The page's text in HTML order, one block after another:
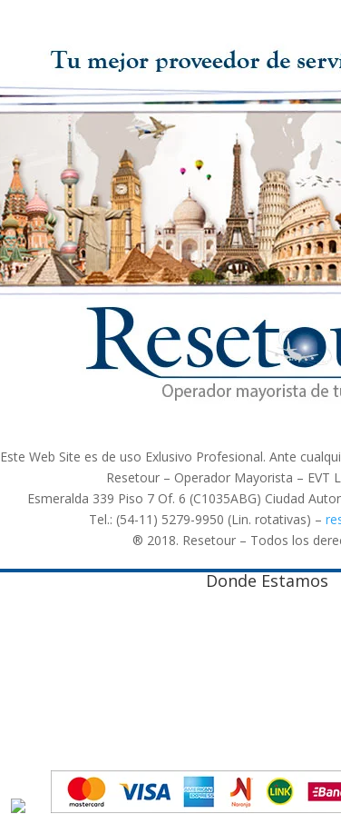
Este Web Site es de uso Exlusivo Profesional. Ante
Resetour – Operador Mayorista – EVT
Esmeralda 339 Piso 7 Of. 6 (C1035ABG) Ciudad
Tel.: (54-11) 5279-9950 (Lin. rotativas) –
® 2018. Resetour – Todos los
Donde Estamos